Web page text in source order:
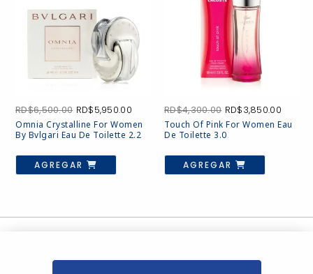
RD$6,500.00 El
precio
original
RD$6,500.00.
RD$5,950.00El
precio
actual
RD$5,950.00.
Omnia Crystalline For Women
By Bvlgari Eau De Toilette 2.2
AGREGAR
RD$4,300.00 El
precio
original
RD$4,300.00.
RD$3,850.00El
precio
actual
Touch Of Pink For Women Eau
De Toilette 3.0
AGREGAR